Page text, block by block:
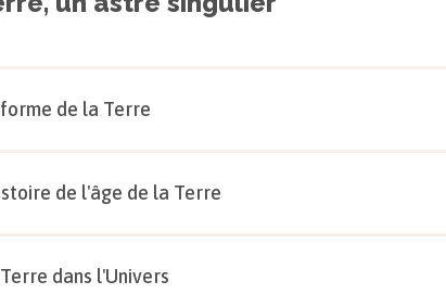
de la Terre
de l'âge de la Terre
dans l'Univers